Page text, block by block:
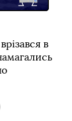
в